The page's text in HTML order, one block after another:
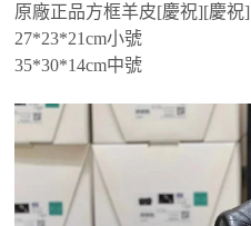
原廠正品方框羊皮[慶祝][慶祝]
27*23*21cm小號
35*30*14cm中號